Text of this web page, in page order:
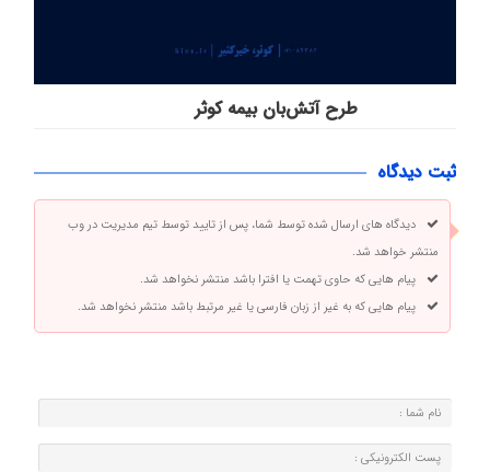
طرح آتش‌بان بیمه کوثر
ثبت دیدگاه
دیدگاه های ارسال شده توسط شما، پس از تایید توسط تیم مدیریت در وب
منتشر خواهد شد.
پیام هایی که حاوی تهمت یا افترا باشد منتشر نخواهد شد.
پیام هایی که به غیر از زبان فارسی یا غیر مرتبط باشد منتشر نخواهد شد.